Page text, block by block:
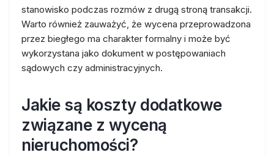
stanowisko podczas rozmów z drugą stroną transakcji.
Warto również zauważyć, że wycena przeprowadzona
przez biegłego ma charakter formalny i może być
wykorzystana jako dokument w postępowaniach
sądowych czy administracyjnych.
Jakie są koszty dodatkowe
związane z wyceną
nieruchomości?